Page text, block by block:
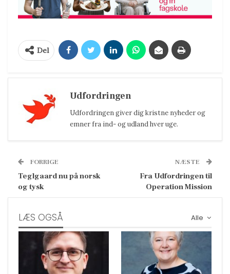
Del
Udfordringen
Udfordringen giver dig kristne nyheder og
emner fra ind- og udland hver uge.
FORRIGE
Teglgaard nu på norsk
og tysk
NÆSTE
Fra Udfordringen til
Operation Mission
Alle
LÆS OGSÅ